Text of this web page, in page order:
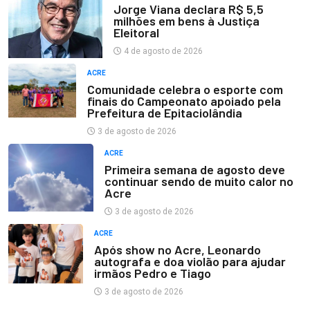
Jorge Viana declara R$ 5,5
milhões em bens à Justiça
Eleitoral
4 de agosto de 2026
ACRE
Comunidade celebra o esporte com
finais do Campeonato apoiado pela
Prefeitura de Epitaciolândia
3 de agosto de 2026
ACRE
Primeira semana de agosto deve
continuar sendo de muito calor no
Acre
3 de agosto de 2026
ACRE
Após show no Acre, Leonardo
autografa e doa violão para ajudar
irmãos Pedro e Tiago
3 de agosto de 2026